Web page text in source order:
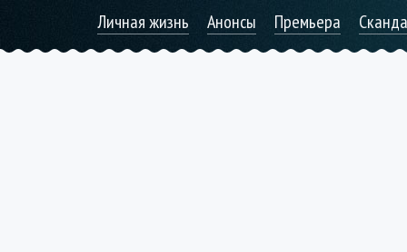
Личная жизнь Анонсы Премьера